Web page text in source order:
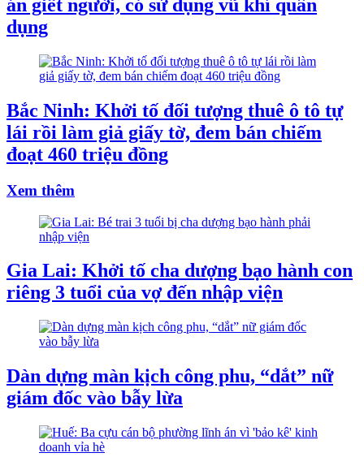
án giết người, có sử dụng vũ khí quân
dụng
Bắc Ninh: Khởi tố đối tượng thuê ô tô tự
lái rồi làm giả giấy tờ, đem bán chiếm
đoạt 460 triệu đồng
Xem thêm
Gia Lai: Khởi tố cha dượng bạo hành con
riêng 3 tuổi của vợ đến nhập viện
Dàn dựng màn kịch công phu, “dắt” nữ
giám đốc vào bẫy lừa